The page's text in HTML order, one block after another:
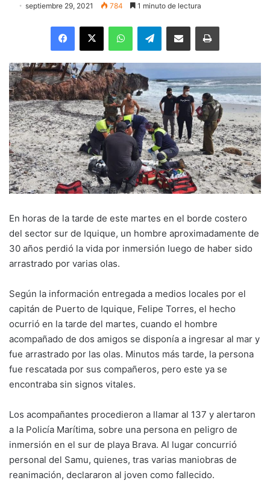
septiembre 29, 2021 784 1 minuto de lectura
Facebook
X WhatsAppTelegramEnviar vía email Imprimir
En horas de la tarde de este martes en el borde costero
del sector sur de Iquique, un hombre aproximadamente de
30 años perdió la vida por inmersión luego de haber sido
arrastrado por varias olas.
Según la información entregada a medios locales por el
capitán de Puerto de Iquique, Felipe Torres, el hecho
ocurrió en la tarde del martes, cuando el hombre
acompañado de dos amigos se disponía a ingresar al mar y
fue arrastrado por las olas. Minutos más tarde, la persona
fue rescatada por sus compañeros, pero este ya se
encontraba sin signos vitales.
Los acompañantes procedieron a llamar al 137 y alertaron
a la Policía Marítima, sobre una persona en peligro de
inmersión en el sur de playa Brava. Al lugar concurrió
personal del Samu, quienes, tras varias maniobras de
reanimación, declararon al joven como fallecido.